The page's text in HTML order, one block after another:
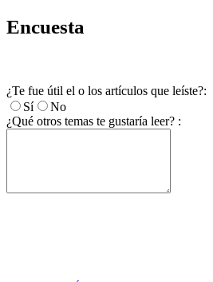
Encuesta
¿Te fue útil el o los artículos que leíste?:
Sí
No
¿Qué otros temas te gustaría leer? :